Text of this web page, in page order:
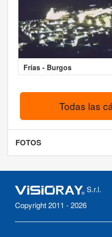
Frías - Burgos
Todas las
FOTOS
S.r.l.
Copyright 2011 - 2026